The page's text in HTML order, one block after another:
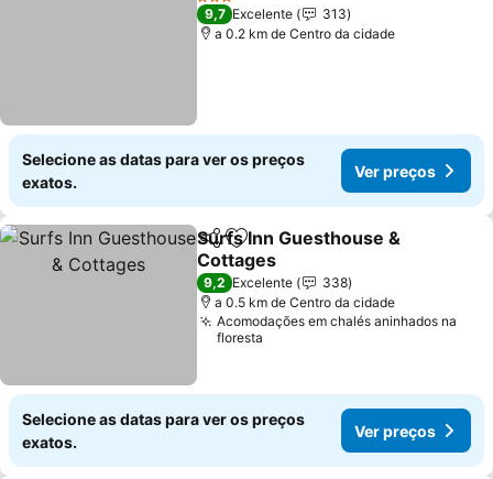
3 Estrelas
9,7 Excelente
313
a 0.2 km de Centro da cidade
Selecione as datas para ver os preços
exatos.
Ver preços
PartilharAdicionar aos favoritos
Surfs Inn Guesthouse &
Cottages
Ver preços
9,2 Excelente
338
a 0.5 km de Centro da cidade
Acomodações em chalés aninhados na
floresta
Selecione as datas para ver os preços
exatos.
Ver preços